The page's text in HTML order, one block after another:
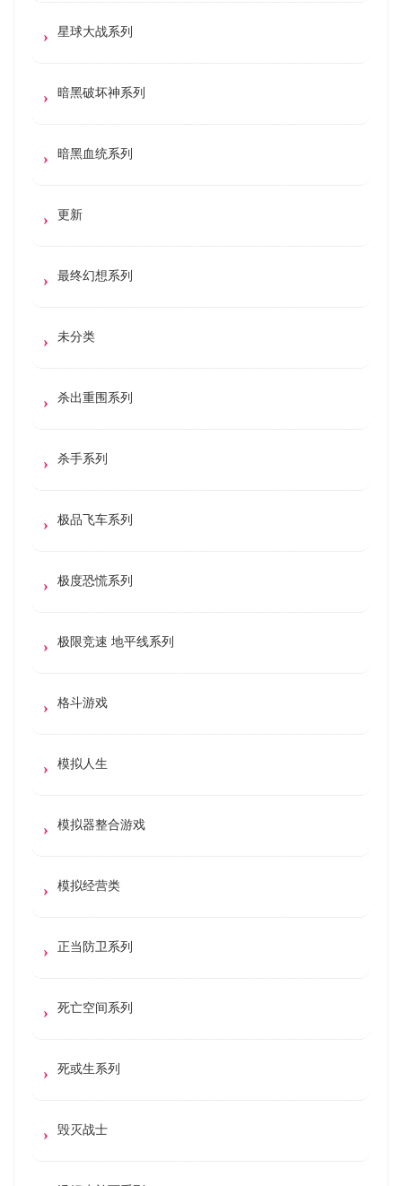
星球大战系列
暗黑破坏神系列
暗黑血统系列
更新
最终幻想系列
未分类
杀出重围系列
杀手系列
极品飞车系列
极度恐慌系列
极限竞速 地平线系列
格斗游戏
模拟人生
模拟器整合游戏
模拟经营类
正当防卫系列
死亡空间系列
死或生系列
毁灭战士